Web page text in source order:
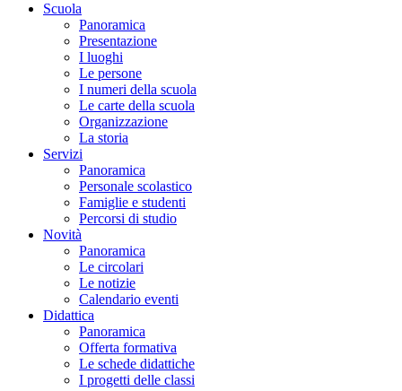
Scuola
Panoramica
Presentazione
I luoghi
Le persone
I numeri della scuola
Le carte della scuola
Organizzazione
La storia
Servizi
Panoramica
Personale scolastico
Famiglie e studenti
Percorsi di studio
Novità
Panoramica
Le circolari
Le notizie
Calendario eventi
Didattica
Panoramica
Offerta formativa
Le schede didattiche
I progetti delle classi